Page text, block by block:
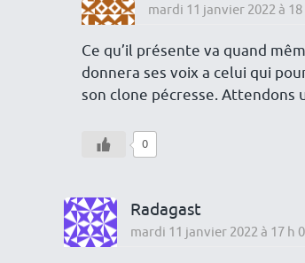
mardi 11 janvier 2022 à
Ce qu’il présente va quand
donnera ses voix a celui qui
son clone pécresse. Attendons
0
Radagast
mardi 11 janvier 2022 à 17 h